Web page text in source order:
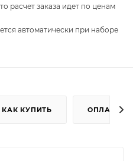
расчет заказа идет по ценам
автоматически при наборе
КАК КУПИТЬ ОПЛАТА